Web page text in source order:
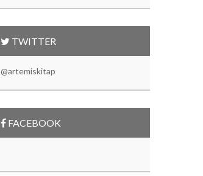
TWITTER
@artemiskitap
FACEBOOK